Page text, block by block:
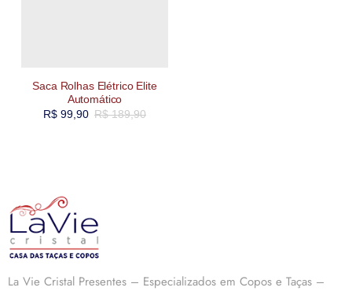
Saca Rolhas Elétrico Elite
Automático
R$189,90
R$99,90
La Vie Cristal Presentes – Especializados em Copos e Taças –